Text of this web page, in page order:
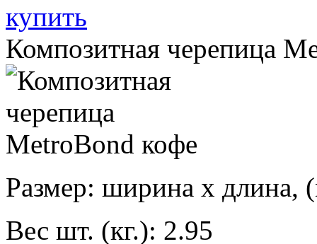
купить
Композитная черепица
Размер: ширина х длина,
Вес шт. (кг.): 2.95